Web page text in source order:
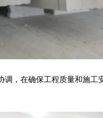
在确保工程质量和施工